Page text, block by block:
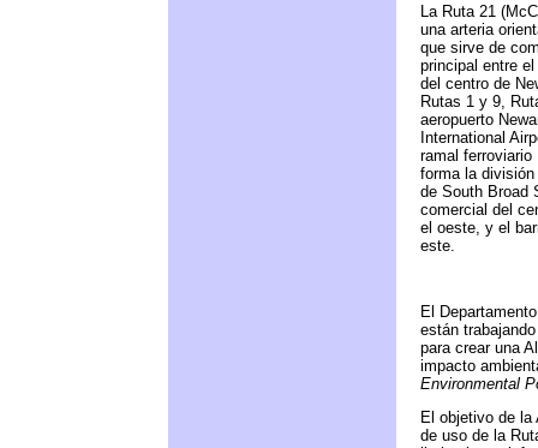
La Ruta 21
una arteria
que sirve de
principal entre
del centro de
Rutas 1 y 9,
aeropuerto
International
ramal
forma la
de South Broad
comercial del
el oeste, y el
este.
El
están
para crear una
impacto
Environmental
El objetivo de
de uso de la